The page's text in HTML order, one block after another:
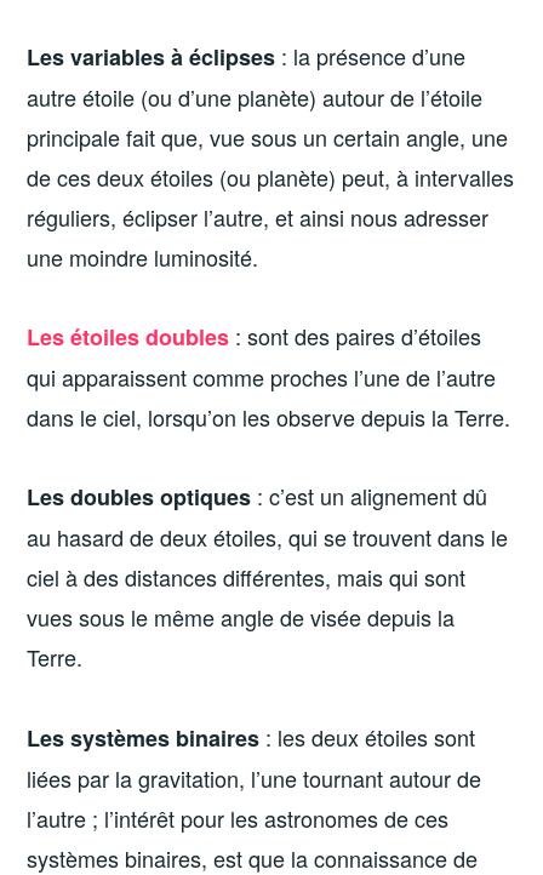
Les variables à éclipses : la présence d’une
autre étoile (ou d’une planète) autour de l’étoile
principale fait que, vue sous un certain angle, une
de ces deux étoiles (ou planète) peut, à intervalles
réguliers, éclipser l’autre, et ainsi nous adresser
une moindre luminosité.
Les étoiles doubles : sont des paires d’étoiles
qui apparaissent comme proches l’une de l’autre
dans le ciel, lorsqu’on les observe depuis la Terre.
Les doubles optiques : c’est un alignement dû
au hasard de deux étoiles, qui se trouvent dans le
ciel à des distances différentes, mais qui sont
vues sous le même angle de visée depuis la
Terre.
Les systèmes binaires : les deux étoiles sont
liées par la gravitation, l’une tournant autour de
l’autre ; l’intérêt pour les astronomes de ces
systèmes binaires, est que la connaissance de